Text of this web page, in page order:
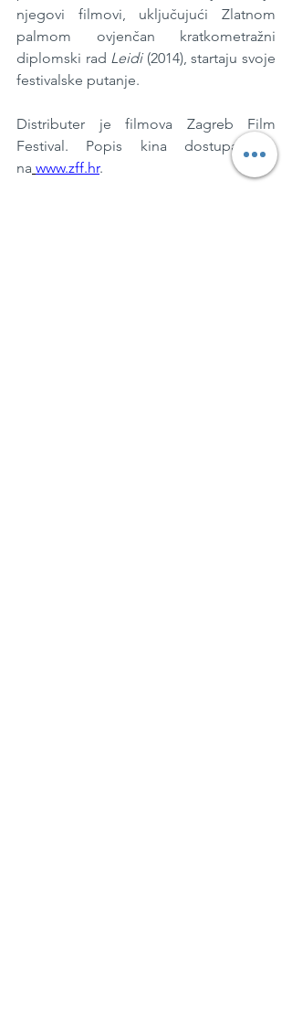
njegovi filmovi, uključujući Zlatnom
palmom ovjenčan kratkometražni
diplomski rad Leidi (2014), startaju svoje
festivalske putanje.
Distributer je filmova Zagreb Film
Festival. Popis kina dostupan je
na www.zff.hr.